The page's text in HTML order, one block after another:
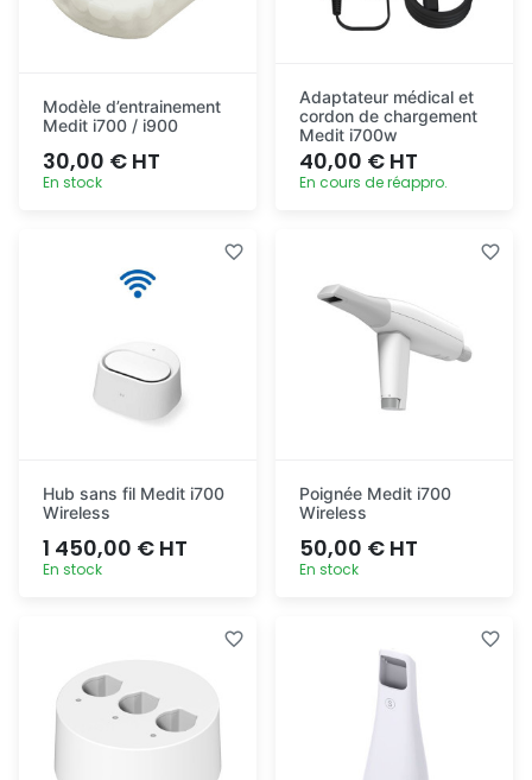
Modèle d’entrainement
Medit i700 / i900
30,00 € HT
En stock
Adaptateur médical et
cordon de chargement
Medit i700w
40,00 € HT
En cours de réappro.
Hub sans fil Medit i700
Wireless
1 450,00 € HT
En stock
Poignée Medit i700
Wireless
50,00 € HT
En stock